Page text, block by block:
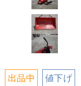
出品中 値下げ